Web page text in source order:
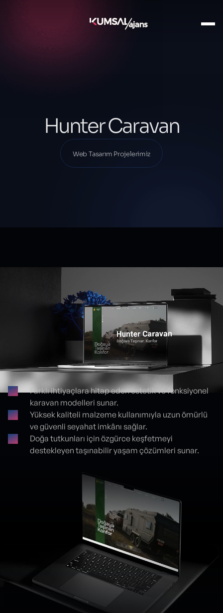
Projelerimiz
Web Tasarım Projelerimiz
Hunter Caravan
Web Tasarım Projelerimiz
Proje detayları
Farklı ihtiyaçlara hitap eden estetik ve fonksiyonel
karavan modelleri sunar.
Yüksek kaliteli malzeme kullanımıyla uzun ömürlü
ve güvenli seyahat imkânı sağlar.
Doğa tutkunları için özgürce keşfetmeyi
destekleyen taşınabilir yaşam çözümleri sunar.